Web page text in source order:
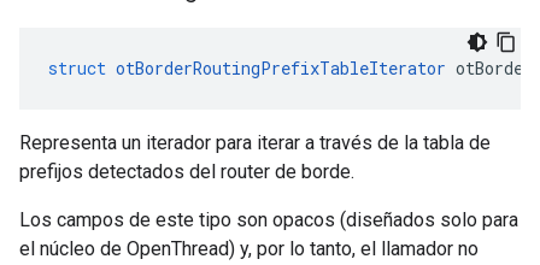
struct otBorderRoutingPrefixTableIterator
Representa un iterador para iterar a través de la tabla de
prefijos detectados del router de borde.
Los campos de este tipo son opacos (diseñados solo para
el núcleo de OpenThread) y, por lo tanto, el llamador no